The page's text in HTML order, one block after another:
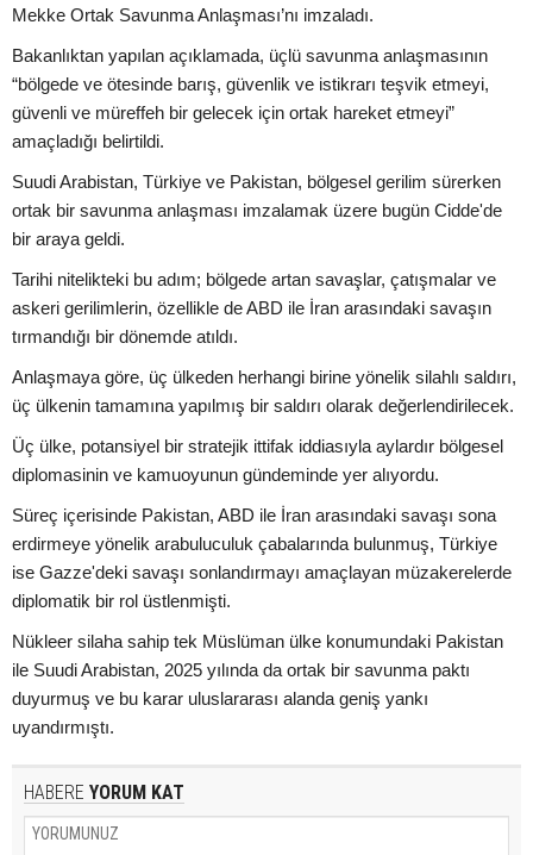
Mekke Ortak Savunma Anlaşması’nı imzaladı.
Bakanlıktan yapılan açıklamada, üçlü savunma anlaşmasının
“bölgede ve ötesinde barış, güvenlik ve istikrarı teşvik etmeyi,
güvenli ve müreffeh bir gelecek için ortak hareket etmeyi”
amaçladığı belirtildi.
Suudi Arabistan, Türkiye ve Pakistan, bölgesel gerilim sürerken
ortak bir savunma anlaşması imzalamak üzere bugün Cidde'de
bir araya geldi.
Tarihi nitelikteki bu adım; bölgede artan savaşlar, çatışmalar ve
askeri gerilimlerin, özellikle de ABD ile İran arasındaki savaşın
tırmandığı bir dönemde atıldı.
Anlaşmaya göre, üç ülkeden herhangi birine yönelik silahlı saldırı,
üç ülkenin tamamına yapılmış bir saldırı olarak değerlendirilecek.
Üç ülke, potansiyel bir stratejik ittifak iddiasıyla aylardır bölgesel
diplomasinin ve kamuoyunun gündeminde yer alıyordu.
Süreç içerisinde Pakistan, ABD ile İran arasındaki savaşı sona
erdirmeye yönelik arabuluculuk çabalarında bulunmuş, Türkiye
ise Gazze'deki savaşı sonlandırmayı amaçlayan müzakerelerde
diplomatik bir rol üstlenmişti.
Nükleer silaha sahip tek Müslüman ülke konumundaki Pakistan
ile Suudi Arabistan, 2025 yılında da ortak bir savunma paktı
duyurmuş ve bu karar uluslararası alanda geniş yankı
uyandırmıştı.
HABERE YORUM KAT